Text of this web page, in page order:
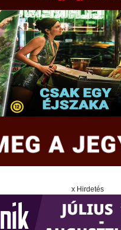
x Hirdetés